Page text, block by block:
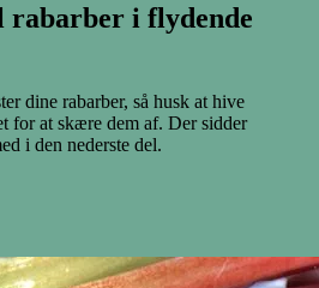
i flydende
dine rabarber, så husk at hive
for at skære dem af. Der sidder
i den nederste del.